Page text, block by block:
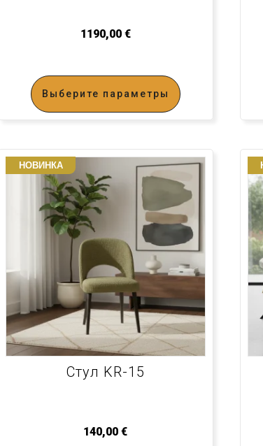
1190,00 €
Выберите параметры
НОВИНКА
Стул KR-15
140,00€